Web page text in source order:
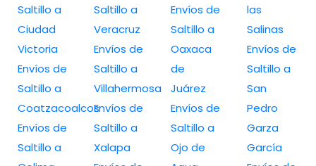
Saltillo a
Ciudad
Victoria
Envíos de
Saltillo a
Coatzacoalcos
Envíos de
Saltillo a
Saltillo a
Veracruz
Envíos de
Saltillo a
Villahermosa
Envíos de
Saltillo a
Xalapa
Envíos de
Saltillo a
Oaxaca
de
Juárez
Envíos de
Saltillo a
Ojo de
las
Salinas
Envíos de
Saltillo a
San
Pedro
Garza
García